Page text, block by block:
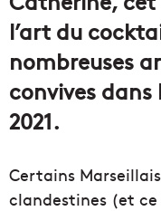
l’art du
nombreuses
convives dans
2021.
Certains
clandestines (et